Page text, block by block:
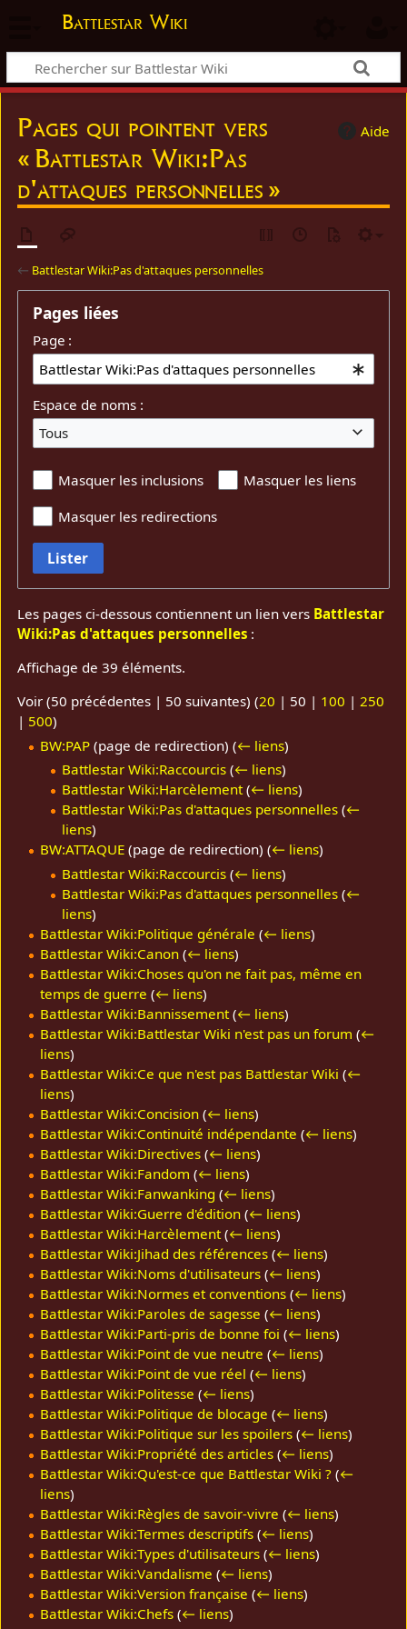
Battlestar Wiki
Aide
Pages qui pointent vers
« Battlestar Wiki:Pas
d'attaques personnelles »
← Battlestar Wiki:Pas d'attaques personnelles
Pages liées
Page :
Espace de noms :
Tous
Masquer les inclusions
Masquer les liens
Masquer les redirections
Lister
Les pages ci-dessous contiennent un lien vers Battlestar
Wiki:Pas d'attaques personnelles :
Affichage de 39 éléments.
Voir (50 précédentes | 50 suivantes) (20 | 50 | 100 |250
| 500)
BW:PAP(page de redirection) (← liens)
Battlestar Wiki:Raccourcis (← liens)
Battlestar Wiki:Harcèlement (← liens)
Battlestar Wiki:Pas d'attaques personnelles (←
liens)
BW:ATTAQUE(page de redirection) (← liens)
Battlestar Wiki:Raccourcis (← liens)
Battlestar Wiki:Pas d'attaques personnelles (←
liens)
Battlestar Wiki:Politique générale (← liens)
Battlestar Wiki:Canon (← liens)
Battlestar Wiki:Choses qu'on ne fait pas, même en
temps de guerre (← liens)
Battlestar Wiki:Bannissement (← liens)
Battlestar Wiki:Battlestar Wiki n'est pas un forum (←
liens)
Battlestar Wiki:Ce que n'est pas Battlestar Wiki (←
liens)
Battlestar Wiki:Concision (← liens)
Battlestar Wiki:Continuité indépendante (← liens)
Battlestar Wiki:Directives (← liens)
Battlestar Wiki:Fandom (← liens)
Battlestar Wiki:Fanwanking (← liens)
Battlestar Wiki:Guerre d'édition (← liens)
Battlestar Wiki:Harcèlement (← liens)
Battlestar Wiki:Jihad des références (← liens)
Battlestar Wiki:Noms d'utilisateurs (← liens)
Battlestar Wiki:Normes et conventions (← liens)
Battlestar Wiki:Paroles de sagesse (← liens)
Battlestar Wiki:Parti-pris de bonne foi (← liens)
Battlestar Wiki:Point de vue neutre (← liens)
Battlestar Wiki:Point de vue réel (← liens)
Battlestar Wiki:Politesse (← liens)
Battlestar Wiki:Politique de blocage (← liens)
Battlestar Wiki:Politique sur les spoilers (← liens)
Battlestar Wiki:Propriété des articles (← liens)
Battlestar Wiki:Qu'est-ce que Battlestar Wiki ? (←
liens)
Battlestar Wiki:Règles de savoir-vivre (← liens)
Battlestar Wiki:Termes descriptifs (← liens)
Battlestar Wiki:Types d'utilisateurs (← liens)
Battlestar Wiki:Vandalisme (← liens)
Battlestar Wiki:Version française (← liens)
Battlestar Wiki:Chefs (← liens)